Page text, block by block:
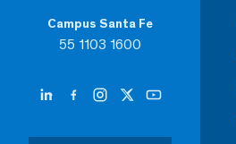
Campus Santa Fe
55 1103 1600